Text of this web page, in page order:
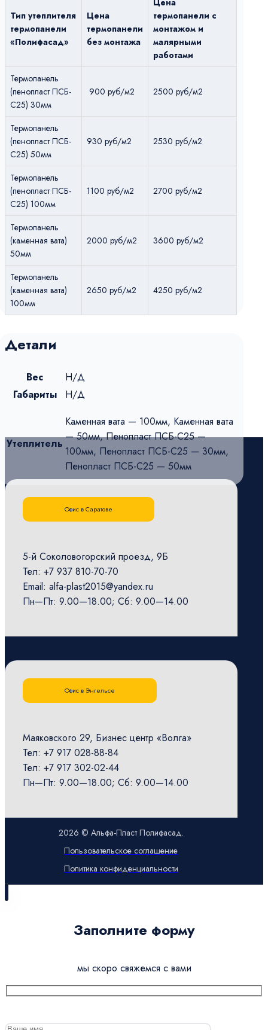
Тип утеплителя
термопанели
«Полифасад»
Цена
термопанели
без монтажа
Цена
термопанели с
монтажом и
малярными
работами
Термопанель
(пенопласт ПСБ-
С25) 30мм
900 руб/м2 2500 руб/м2
Термопанель
(пенопласт ПСБ-
С25) 50мм
930 руб/м2 2530 руб/м2
Термопанель
(пенопласт ПСБ-
С25) 100мм
1100 руб/м2 2700 руб/м2
Термопанель
(каменная вата)
50мм
2000 руб/м2 3600 руб/м2
Термопанель
(каменная вата)
100мм
2650 руб/м2 4250 руб/м2
Детали
Вес
Н/Д
Габариты
Н/Д
Утеплитель
Каменная вата — 100мм, Каменная вата
— 50мм, Пенопласт ПСБ-С25 —
100мм, Пенопласт ПСБ-С25 — 30мм,
Пенопласт ПСБ-С25 — 50мм
Офис в Саратове
5-й Соколовогорский проезд, 9Б
Тел: +7 937 810-70-70
Email: alfa-plast2015@yandex.ru
Пн—Пт: 9.00—18.00; Сб: 9.00—14.00
Офис в Энгельсе
Маяковского 29, Бизнес центр «Волга»
Тел: +7 917 028-88-84
Тел: +7 917 302-02-44
Пн—Пт: 9.00—18.00; Сб: 9.00—14.00
2026 © Альфа-Пласт Полифасад.
Пользовательское соглашение
Политика конфиденциальности
Заполните форму
мы скоро свяжемся с вами